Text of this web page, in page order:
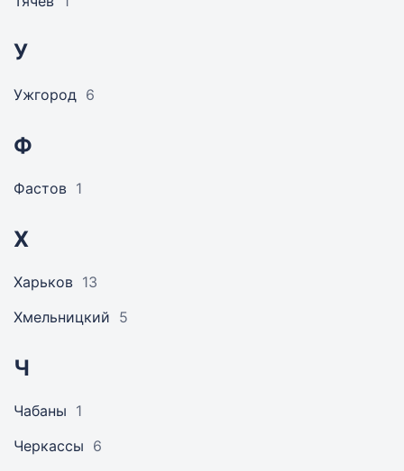
У
Ужгород 6
Ф
Фастов 1
Х
Харьков 13
Хмельницкий 5
Ч
Чабаны 1
Черкассы 6